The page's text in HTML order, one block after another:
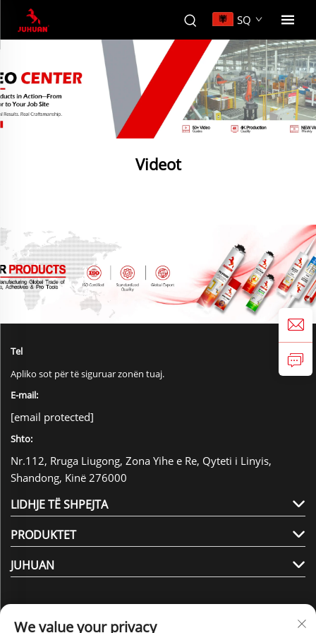
SQ
Videot
Tel
Apliko sot për të siguruar zonën tuaj.
E-mail:
[email protected]
Shto:
Nr.112, Rruga Liugong, Zona Yihe e Re, Qyteti i Linyis,
Shandong, Kinë 276000
LIDHJE TË SHPEJTA
PRODUKTET
JUHUAN
We value your privacy